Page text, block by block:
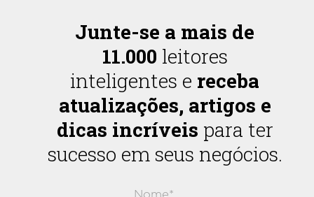
Junte-se a mais de
11.000 leitores
inteligentes e receba
atualizações, artigos e
dicas incríveis para ter
sucesso em seus negócios.
Nome*